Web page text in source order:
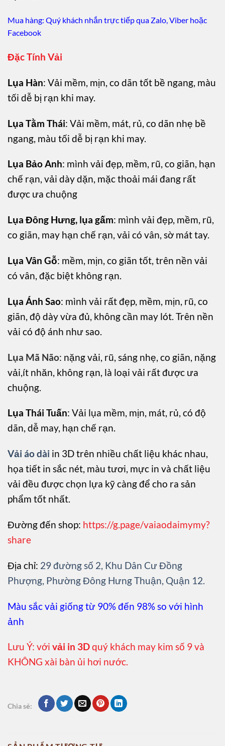
Mua hàng: Quý khách nhắn trực tiếp qua Zalo, Viber hoặc
Facebook
Đặc Tính Vải
Lụa Hàn: Vải mềm, mịn, co dãn tốt bề ngang, màu
tối dễ bị rạn khi may.
Lụa Tằm Thái: Vải mềm, mát, rủ, co dãn nhẹ bề
ngang, màu tối dễ bị rạn khi may.
Lụa Bảo Anh: mình vải đẹp, mềm, rũ, co giãn, hạn
chế rạn, vải dày dặn, mặc thoải mái đang rất
được ưa chuộng
Lụa Đông Hưng, lụa gấm: mình vải đẹp, mềm, rũ,
co giãn, may hạn chế rạn, vải có vân, sờ mát tay.
Lụa Vân Gỗ: mềm, mịn, co giãn tốt, trên nền vải
có vân, đặc biệt không rạn.
Lụa Ánh Sao: mình vải rất đẹp, mềm, mịn, rũ, co
giãn, độ dày vừa đủ, không cần may lót. Trên nền
vải có độ ánh như sao.
Lụa Mã Não: nặng vải, rũ, sáng nhẹ, co giãn, nặng
vải,ít nhăn, không rạn, là loại vải rất được ưa
chuộng.
Lụa Thái Tuấn: Vải lụa mềm, mịn, mát, rủ, có độ
dãn, dễ may, hạn chế rạn.
Vải áo dài in 3D trên nhiều chất liệu khác nhau,
họa tiết in sắc nét, màu tươi, mực in và chất liệu
vải đều được chọn lựa kỹ càng để cho ra sản
phẩm tốt nhất.
Đường đến shop: https://g.page/vaiaodaimymy?
share
Địa chỉ: 29 đường số 2, Khu Dân Cư Đồng
Phượng, Phường Đông Hưng Thuận, Quận 12.
Màu sắc vải giống từ 90% đến 98% so với hình
ảnh
Lưu Ý: với vải in 3Dquý khách may kim số 9 và
KHÔNG xài bàn ủi hơi nước.
Chia sẻ: